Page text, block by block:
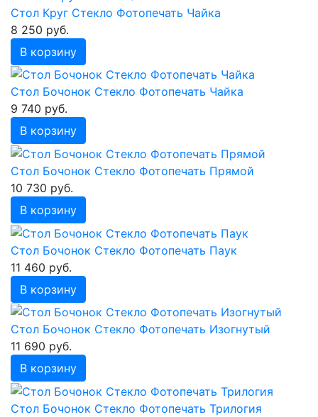
Стол Круг Стекло Фотопечать Чайка
8 250 руб.
В корзину
Стол Бочонок Стекло Фотопечать Чайка
9 740 руб.
В корзину
Стол Бочонок Стекло Фотопечать Прямой
10 730 руб.
В корзину
Стол Бочонок Стекло Фотопечать Паук
11 460 руб.
В корзину
Стол Бочонок Стекло Фотопечать Изогнутый
11 690 руб.
В корзину
Стол Бочонок Стекло Фотопечать Трилогия